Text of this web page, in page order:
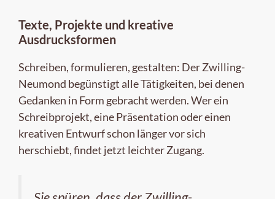
Texte, Projekte und kreative
Ausdrucksformen
Schreiben, formulieren, gestalten: Der Zwilling-
Neumond begünstigt alle Tätigkeiten, bei denen
Gedanken in Form gebracht werden. Wer ein
Schreibprojekt, eine Präsentation oder einen
kreativen Entwurf schon länger vor sich
herschiebt, findet jetzt leichter Zugang.